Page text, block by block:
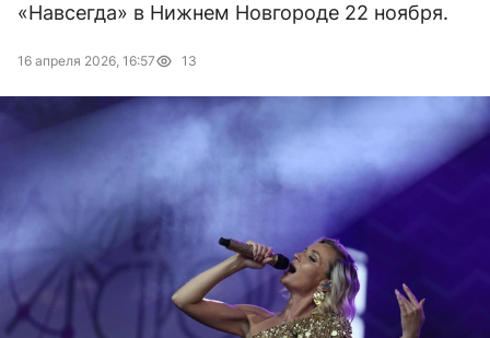
«Навсегда» в Нижнем Новгороде 22 ноября.
16 апреля 2026, 16:57 13